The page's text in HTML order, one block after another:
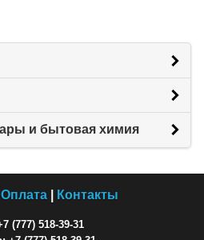
и бытовая химия
Оплата| Контакты
(777) 518-39-31